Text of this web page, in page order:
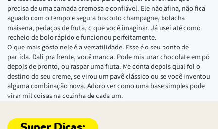
precisa de uma camada cremosa e confiável. Ele não afina, não fica
aguado com o tempo e segura biscoito champagne, bolacha
maisena, pedaços de fruta, o que você imaginar. Já usei até como
recheio de bolo rápido e funcionou perfeitamente.
O que mais gosto nele é a versatilidade. Esse é o seu ponto de
partida. Dali pra frente, você manda. Pode misturar chocolate em pó
depois de pronto, ou raspar uma fruta. Me conta depois qual foi o
destino do seu creme, se virou um pavê clássico ou se você inventou
alguma combinação nova. Adoro ver como uma base simples pode
virar mil coisas na cozinha de cada um.